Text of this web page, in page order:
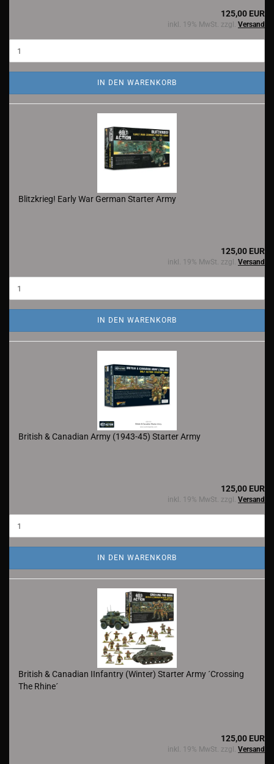
125,00 EUR
inkl. 19% MwSt. zzgl. Versand
IN DEN WARENKORB
Blitzkrieg! Early War German Starter Army
125,00 EUR
inkl. 19% MwSt. zzgl. Versand
IN DEN WARENKORB
British & Canadian Army (1943-45) Starter Army
125,00 EUR
inkl. 19% MwSt. zzgl. Versand
IN DEN WARENKORB
British & Canadian IInfantry (Winter) Starter Army ´Crossing
The Rhine´
125,00 EUR
inkl. 19% MwSt. zzgl. Versand